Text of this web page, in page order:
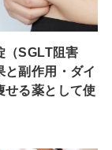
（SGLT阻害
と副作用・ダイ
せる薬として使